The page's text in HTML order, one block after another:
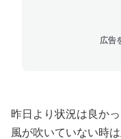
広告
昨日より状況は良かっ
風が吹いていない時